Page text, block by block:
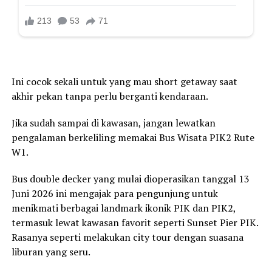
Ini cocok sekali untuk yang mau short getaway saat
akhir pekan tanpa perlu berganti kendaraan.
Jika sudah sampai di kawasan, jangan lewatkan
pengalaman berkeliling memakai Bus Wisata PIK2 Rute
W1.
Bus double decker yang mulai dioperasikan tanggal 13
Juni 2026 ini mengajak para pengunjung untuk
menikmati berbagai landmark ikonik PIK dan PIK2,
termasuk lewat kawasan favorit seperti Sunset Pier PIK.
Rasanya seperti melakukan city tour dengan suasana
liburan yang seru.